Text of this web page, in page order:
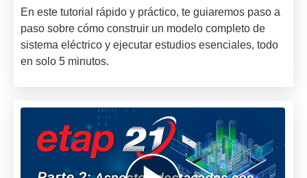
En este tutorial rápido y práctico, te guiaremos paso a
paso sobre cómo construir un modelo completo de
sistema eléctrico y ejecutar estudios esenciales, todo
en solo 5 minutos.